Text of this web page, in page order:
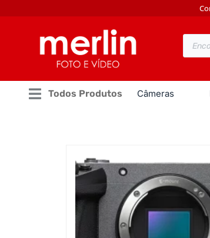
Todos Produtos Câmeras